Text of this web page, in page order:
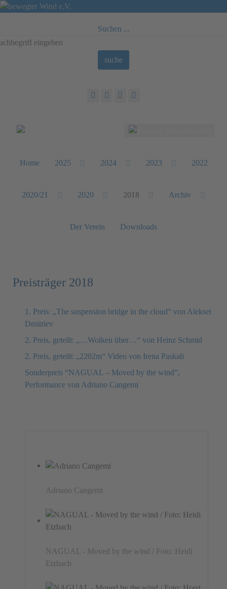
Suchen ...
suche
Sprache auswählen
Home 2025 2024 2023 2022
2020/21 2020 2018 Archiv
Der Verein Downloads
Preisträger 2018
1. Preis: „The suspension bridge in the cloud“ von Aleksei
Dmitriev
2. Preis, geteilt: „…Wolken über…“ von Heinz Schmid
2. Preis, geteilt: „2202m“ Video von Irena Paskali
Sonderpreis “NAGUAL – Moved by the wind”,
Performance von Adriano Cangemi
Adriano Cangemi
NAGUAL - Moved by the wind / Foto: Heidi
Etzbach